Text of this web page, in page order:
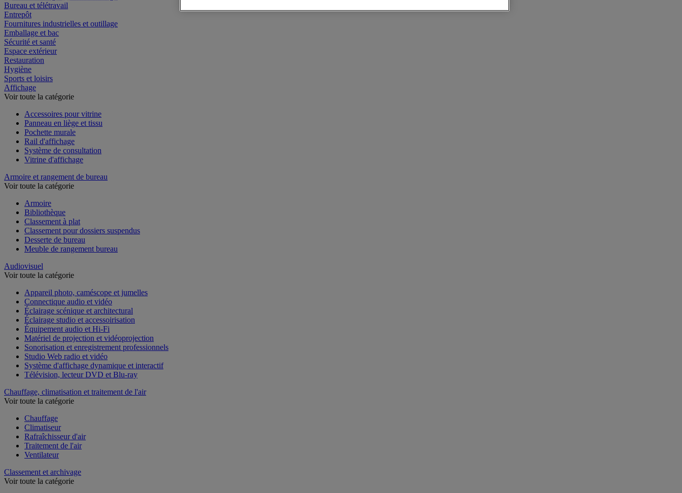
Bureau et télétravail
Entrepôt
Fournitures industrielles et outillage
Emballage et bac
Sécurité et santé
Espace extérieur
Restauration
Hygiène
Sports et loisirs
Affichage
Voir toute la catégorie
Accessoires pour vitrine
Panneau en liège et tissu
Pochette murale
Rail d'affichage
Système de consultation
Vitrine d'affichage
Armoire et rangement de bureau
Voir toute la catégorie
Armoire
Bibliothèque
Classement à plat
Classement pour dossiers suspendus
Desserte de bureau
Meuble de rangement bureau
Audiovisuel
Voir toute la catégorie
Appareil photo, caméscope et jumelles
Connectique audio et vidéo
Éclairage scénique et architectural
Éclairage studio et accessoirisation
Équipement audio et Hi-Fi
Matériel de projection et vidéoprojection
Sonorisation et enregistrement professionnels
Studio Web radio et vidéo
Système d'affichage dynamique et interactif
Télévision, lecteur DVD et Blu-ray
Chauffage, climatisation et traitement de l'air
Voir toute la catégorie
Chauffage
Climatiseur
Rafraîchisseur d'air
Traitement de l'air
Ventilateur
Classement et archivage
Voir toute la catégorie